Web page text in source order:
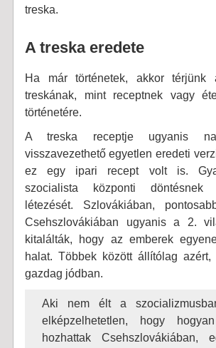
treska.
A treska eredete
Ha már történetek, akkor térjünk
treskának, mint receptnek vagy
történetére.
A treska receptje ugyanis
visszavezethető egyetlen eredeti
ez egy ipari recept volt is.
szocialista központi döntésnek
létezését. Szlovákiában,
Csehszlovákiában ugyanis a 2.
kitalálták, hogy az emberek
halat. Többek között állítólag azért,
gazdag jódban.
Aki nem élt a
elképzelhetetlen, hogy
hozhattak Csehszlovákiában,